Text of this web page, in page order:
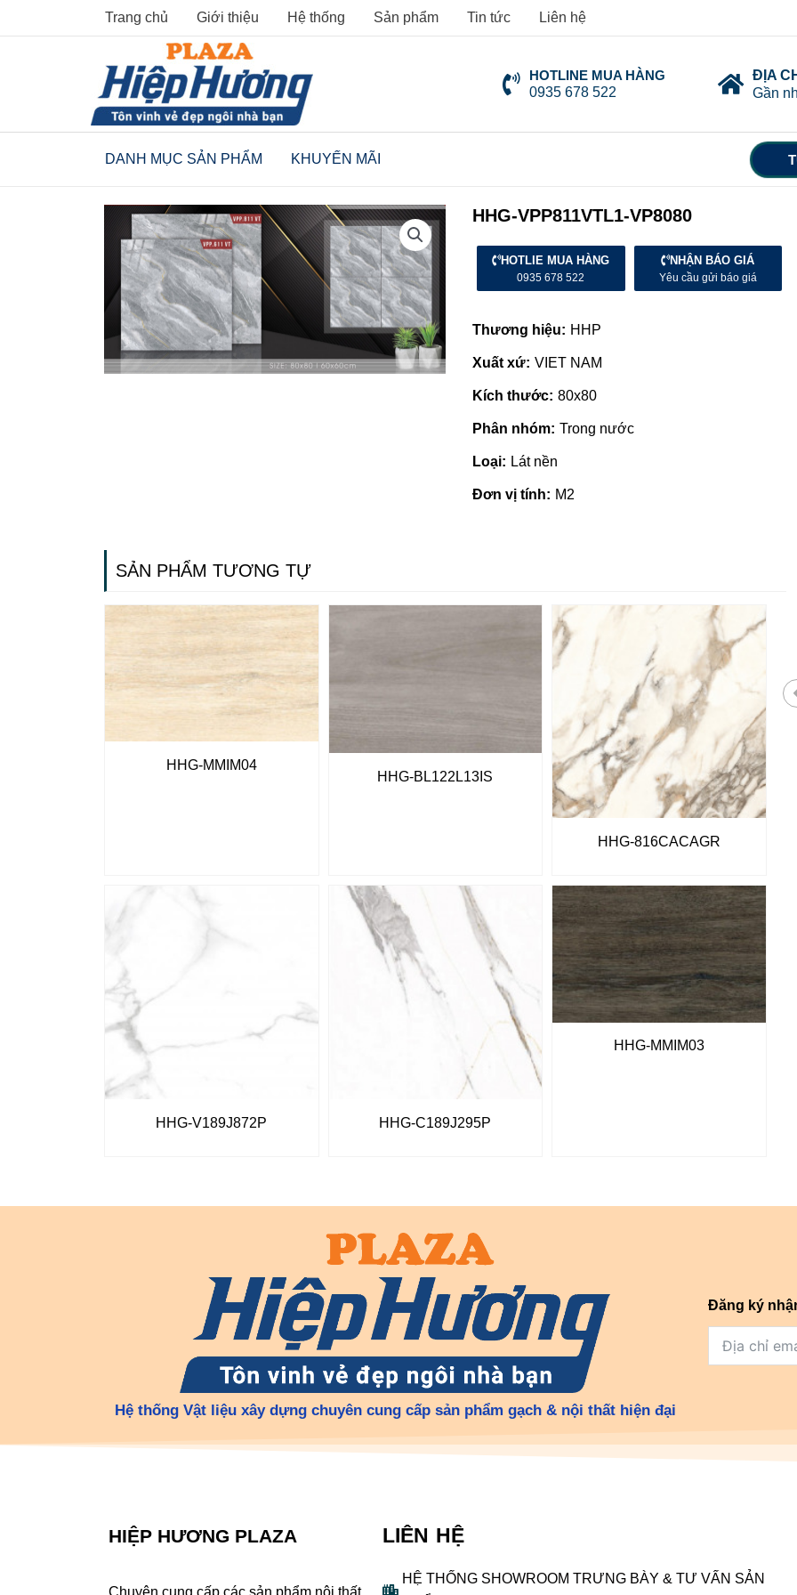
to
Trang chủ Giới thiệu Hệ thống Sản phẩm Tin tức Liên hệ
HOTLINE MUA HÀNG
0935 678 522
ĐỊA
Gần
DANH MỤC SẢN PHẨM KHUYẾN MÃI
HHG-VPP811VTL1-VP8080
HOTLIE MUA HÀNG
0935 678 522
NHẬN BÁO GIÁ
Yêu cầu gửi báo giá
Thương hiệu: HHP
Xuất xứ: VIET NAM
Kích thước: 80x80
Phân nhóm: Trong nước
Loại: Lát nền
Đơn vị tính: M2
SẢN PHẨM TƯƠNG TỰ
HHG-MMIM04
HHG-BL122L13IS
HHG-816CACAGR
HHG-V189J872P HHG-C189J295P
HHG-MMIM03
Gạch ốp lát giá rẻ tại Quảng
Ngãi
Hệ thống Vật liệu xây dựng chuyên cung cấp sản phẩm gạch & nội thất hiện đại
Đăng ký
HIỆP HƯƠNG PLAZA
Chuyên cung cấp các sản phẩm nội thất
LIÊN HỆ
HỆ THỐNG SHOWROOM TRƯNG BÀY & TƯ VẤN SẢN